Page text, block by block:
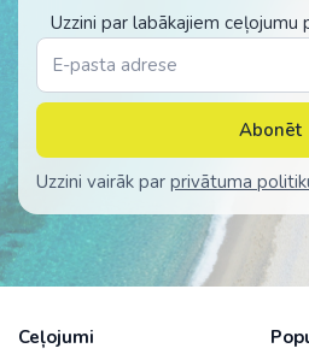
Uzzini par labākajiem ceļojumu
Abonēt
Uzzini vairāk par privātuma
Ceļojumi